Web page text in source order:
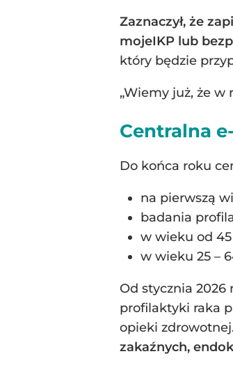
Zaznaczył, że
mojeIKP lub
który będzie
„Wiemy już, że w
Centralna
Do końca roku
na pierwszą
badania
w wieku od
w wieku 25 –
Od stycznia
profilaktyki raka
opieki
zakaźnych,